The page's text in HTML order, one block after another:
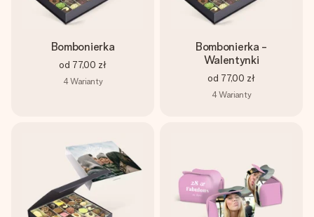
Bombonierka
od 77,00 zł
4Warianty
Bombonierka -
Walentynki
od 77,00 zł
4Warianty